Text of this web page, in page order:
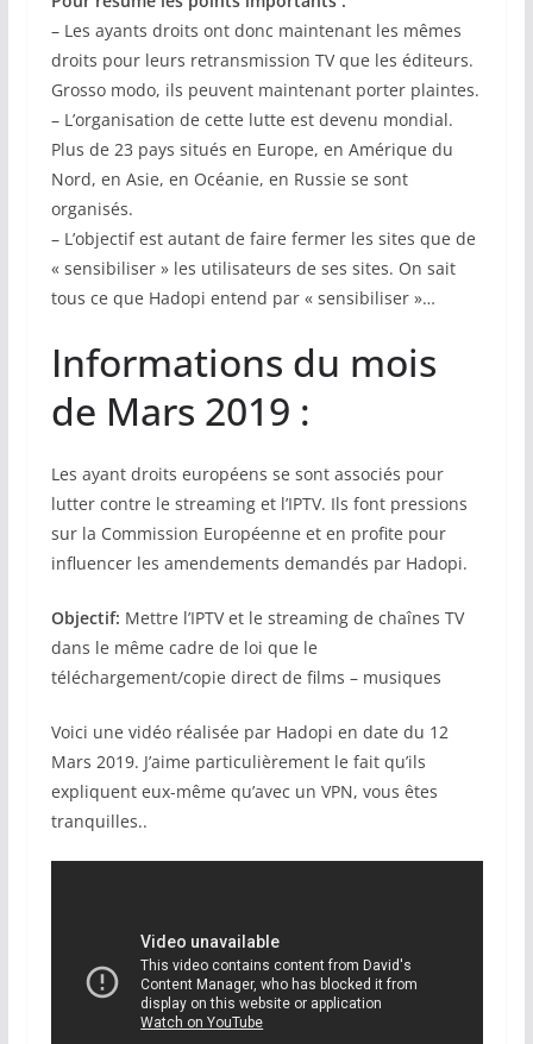
– Les ayants droits ont donc maintenant les mêmes
droits pour leurs retransmission TV que les éditeurs.
Grosso modo, ils peuvent maintenant porter plaintes.
– L’organisation de cette lutte est devenu mondial.
Plus de 23 pays situés en Europe, en Amérique du
Nord, en Asie, en Océanie, en Russie se sont
organisés.
– L’objectif est autant de faire fermer les sites que de
« sensibiliser » les utilisateurs de ses sites. On sait
tous ce que Hadopi entend par « sensibiliser »…
Informations du mois
de Mars 2019 :
Les ayant droits européens se sont associés pour
lutter contre le streaming et l’IPTV. Ils font pressions
sur la Commission Européenne et en profite pour
influencer les amendements demandés par Hadopi.
Objectif: Mettre l’IPTV et le streaming de chaînes TV
dans le même cadre de loi que le
téléchargement/copie direct de films – musiques
Voici une vidéo réalisée par Hadopi en date du 12
Mars 2019. J’aime particulièrement le fait qu’ils
expliquent eux-même qu’avec un VPN, vous êtes
tranquilles..